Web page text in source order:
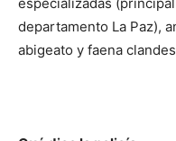
departamento La Paz),
abigeato y faena